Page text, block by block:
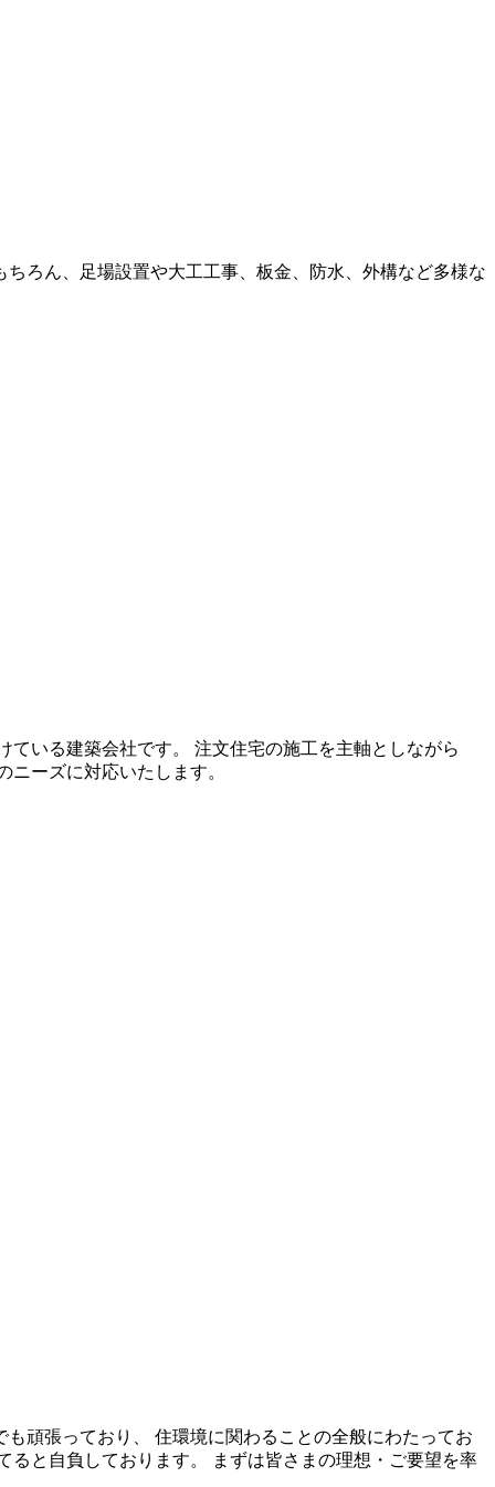
ろん、足場設置や大工工事、板金、防水、外構など多様な
いる建築会社です。 注文住宅の施工を主軸としながら
ーズに対応いたします。
頑張っており、 住環境に関わることの全般にわたってお
と自負しております。 まずは皆さまの理想・ご要望を率